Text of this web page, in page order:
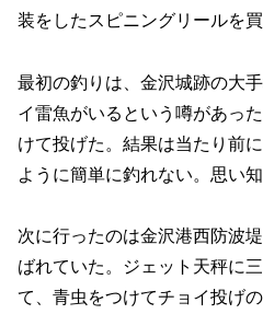
装をしたスピニングリールを買
最初の釣りは、金沢城跡の大
イ雷魚がいるという噂があっ
けて投げた。結果は当たり前
ように簡単に釣れない。思い知
次に行ったのは金沢港西防波
ばれていた。ジェット天秤に
て、青虫をつけてチョイ投げ